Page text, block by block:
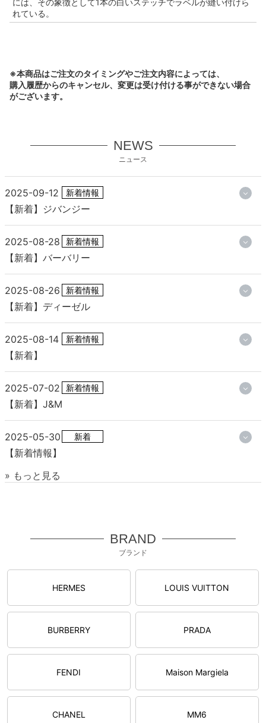
れている。
※本商品はご注文のタイミングやご注文内容によっては、
購入履歴からのキャンセル、変更は受け付ける事ができない場合
がございます。
NEWS
ニュース
2025-09-12 新着情報
【新着】ジバンジー
2025-08-28 新着情報
【新着】バーバリー
2025-08-26 新着情報
【新着】ディーゼル
2025-08-14 新着情報
【新着】
2025-07-02 新着情報
【新着】J&M
2025-05-30 新着
【新着情報】
» もっと見る
BRAND
ブランド
HERMES LOUIS VUITTON
BURBERRY PRADA
FENDI Maison Margiela
CHANEL MM6